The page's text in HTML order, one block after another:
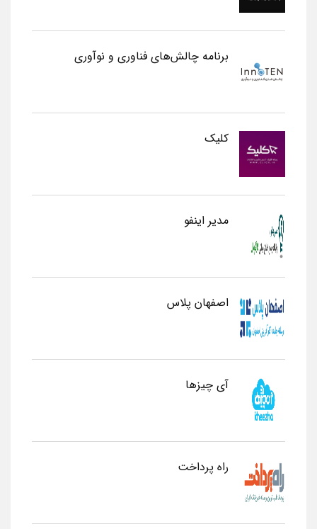
برنامه چالش‌های فناوری و نوآوری
کلیک
مدیر اینفو
اصفهان پلاس
آی چیزها
راه پرداخت